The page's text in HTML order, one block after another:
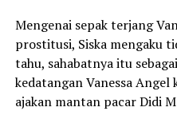
Mengenai sepak terjang
prostitusi, Siska mengaku
tahu, sahabatnya itu
kedatangan Vanessa Angel
ajakan mantan pacar Didi